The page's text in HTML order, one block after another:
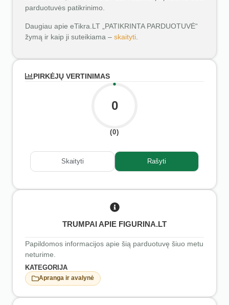
parduotuvės patikrinimo.
Daugiau apie eTikra.LT „PATIKRINTA PARDUOTUVĖ“
žymą ir kaip ji suteikiama – skaityti
PIRKĖJŲ VERTINIMAS
0
(0)
Skaityti Rašyti
TRUMPAI APIE FIGURINA.LT
Papildomos informacijos apie šią parduotuvę šiuo metu
neturime.
KATEGORIJA
Apranga ir avalynė